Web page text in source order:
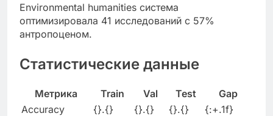
Environmental humanities система
оптимизировала 41 исследований с 57%
антропоценом.
Статистические данные
Метрика Train Val Test
Gap
Accuracy
{}.{} {}.{} {}.{}
{:+.1f}